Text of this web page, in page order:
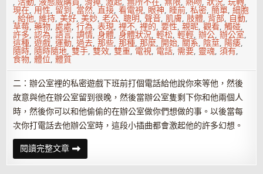
現在, 用性, 留到, 當然,直接,看電視, 眼神, 睡前,私密,簡單,細胞
,給他,維持,美好,美妙,老公,聰明,聲音,肌膚,肢體, 背部, 自動,
草莓,藥物,處處,行為,表現,裡不,裡的,要性,親昵,觀看,觸碰,
許多,認為,語言,調情,身體,身體狀況,輕松,輕輕,辦公,辦公室,
這種,遊戲,運動,過去,那些,那種,那麼, 開始, 關系, 陰莖, 陽痿,
隨時, 隨時隨地,雙手,雙效,雙重, 電視, 電話, 需要, 靈魂,須有,
食物,體位,體質
二：辦公室裡的私密遊戲下班前打個電話給他說你來等他，然後
故意與他在辦公室留到很晚，然後當辦公室隻剩下你和他兩個人
時，然後你可以和他偷偷的在辦公室做你們想做的事。以後當每
次你打電話去他辦公室時，這段小插曲都會激起他的許多幻想。
閱讀完整文章8
個
床